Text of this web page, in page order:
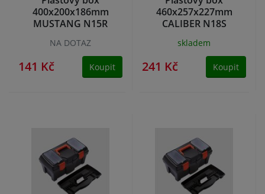
400x200x186mm
MUSTANG N15R
NA DOTAZ
141 Kč Koupit
460x257x227mm
CALIBER N18S
skladem
241 Kč Koupit